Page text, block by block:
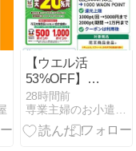
体験まとめ──
【ウエル活
53%OFF】花
王まとめ買い
で最大20％還
元！対象商
28時間前